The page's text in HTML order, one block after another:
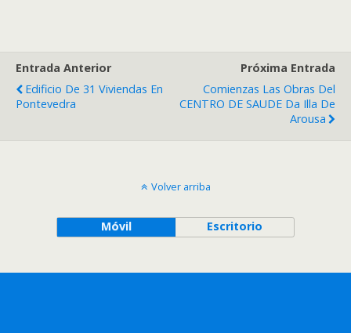
Entrada Anterior
Edificio De 31 Viviendas En
Pontevedra
Próxima Entrada
Comienzas Las Obras Del
CENTRO DE SAUDE Da Illa De
Arousa
Volver arriba
Móvil Escritorio